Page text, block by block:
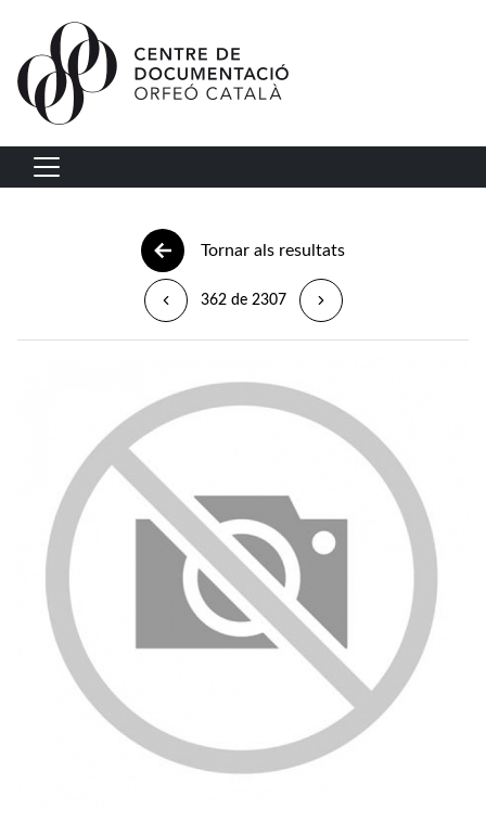
Vés al contingut
Navegació principal
Tornar als resultats
362 de 2307